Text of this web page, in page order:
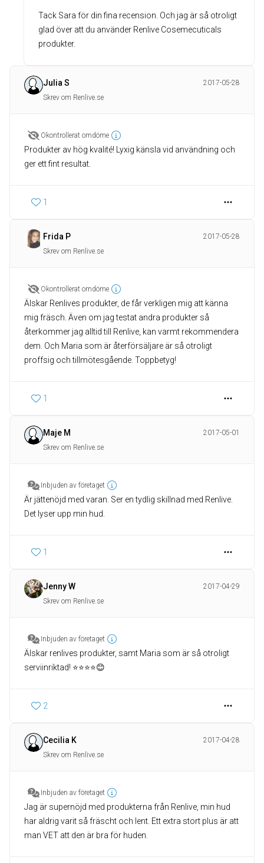
Tack Sara för din fina recension. Och jag är så otroligt
glad över att du använder Renlive Cosemecuticals
produkter.
Julia S
2017-05-28
Skrev om Renlive.se
Okontrollerat omdöme
Produkter av hög kvalité! Lyxig känsla vid användning och
ger ett fint resultat.
1
Frida P
2017-05-28
Skrev om Renlive.se
Okontrollerat omdöme
Älskar Renlives produkter, de får verkligen mig att känna
mig fräsch. Även om jag testat andra produkter så
återkommer jag alltid till Renlive, kan varmt rekommendera
dem. Och Maria som är återförsäljare är så otroligt
proffsig och tillmötesgående. Toppbetyg!
1
Maje M
2017-05-01
Skrev om Renlive.se
Inbjuden av företaget
Är jättenöjd med varan. Ser en tydlig skillnad med Renlive.
Det lyser upp min hud.
1
Jenny W
2017-04-29
Skrev om Renlive.se
Inbjuden av företaget
Älskar renlives produkter, samt Maria som är så otroligt
serviinriktad! ⭐️⭐️⭐️⭐️😊
2
Cecilia K
2017-04-28
Skrev om Renlive.se
Inbjuden av företaget
Jag är supernöjd med produkterna från Renlive, min hud
har aldrig varit så fräscht och lent. Ett extra stort plus är att
man VET att den är bra för huden.